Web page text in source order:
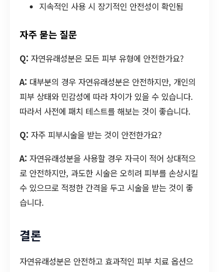
지속적인 사용 시 장기적인 안전성이 확인됨
자주 묻는 질문
Q: 자연유래성분은 모든 피부 유형에 안전한가요?
A: 대부분의 경우 자연유래성분은 안전하지만, 개인의
피부 상태와 민감성에 따라 차이가 있을 수 있습니다.
따라서 사전에 패치 테스트를 해보는 것이 좋습니다.
Q: 자주 피부시술을 받는 것이 안전한가요?
A: 자연유래성분을 사용할 경우 자극이 적어 상대적으
로 안전하지만, 과도한 시술은 오히려 피부를 손상시킬
수 있으므로 적정한 간격을 두고 시술을 받는 것이 좋
습니다.
결론
자연유래성분은 안전하고 효과적인 피부 치료 옵션으